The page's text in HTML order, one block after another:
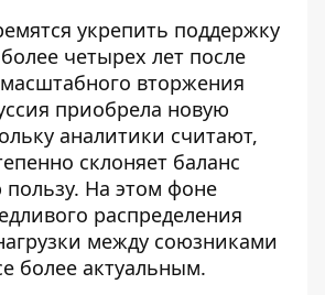
укрепить поддержку
четырех лет после
вторжения
приобрела новую
аналитики считают,
склоняет баланс
На этом фоне
распределения
между союзниками
более актуальным.